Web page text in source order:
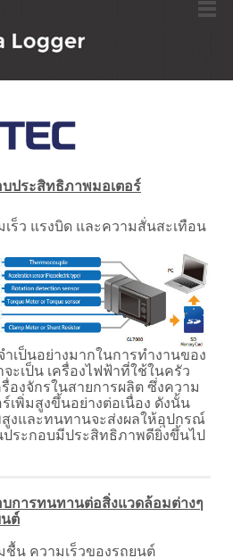
ประสิทธิภาพมอเตอร์
แรงบิด และความสั่นสะเทือน
เป็นอย่างมากในการทำงานของ
ะเป็น เครื่องไฟฟ้าที่ใช้ในครัว
องจักรในสายการผลิต ซึ่งความ
เพิ่มสูงขึ้นอย่างต่อเนื่อง ดังนั้น
งและทนทานจะส่งผลให้อุปกรณ์
ประกอบมีประสิทธิภาพดียิ่งขึ้นไป
การทนทานต่อสิ่งแวดล้อมต่างๆ
ต์
น ความเร็วของรถยนต์